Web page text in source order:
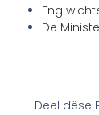
Eng
De
Deel dëse